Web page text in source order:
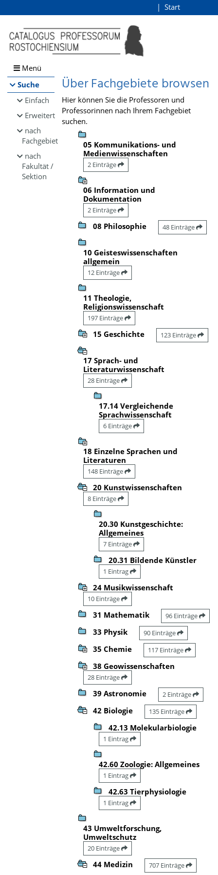
Browsen
direkt zum Inhalt
Start
Menü
Suche
Einfach
Erweitert
nach
Fachgebiet
nach
Fakultät /
Sektion
Über Fachgebiete browsen
Hier können Sie die Professoren und
Professorinnen nach Ihrem Fachgebiet
suchen.
05 Kommunikations- und
Medienwissenschaften
2 Einträge
06 Information und
Dokumentation
2 Einträge
08 Philosophie 48 Einträge
10 Geisteswissenschaften
allgemein
12 Einträge
11 Theologie,
Religionswissenschaft
197 Einträge
15 Geschichte 123 Einträge
17 Sprach- und
Literaturwissenschaft
28 Einträge
17.14 Vergleichende
Sprachwissenschaft
6 Einträge
18 Einzelne Sprachen und
Literaturen
148 Einträge
20 Kunstwissenschaften
8 Einträge
20.30 Kunstgeschichte:
Allgemeines
7 Einträge
20.31 Bildende Künstler
1 Eintrag
24 Musikwissenschaft
10 Einträge
31 Mathematik 96 Einträge
33 Physik 90 Einträge
35 Chemie 117 Einträge
38 Geowissenschaften
28 Einträge
39 Astronomie 2 Einträge
42 Biologie 135 Einträge
42.13 Molekularbiologie
1 Eintrag
42.60 Zoologie: Allgemeines
1 Eintrag
42.63 Tierphysiologie
1 Eintrag
43 Umweltforschung,
Umweltschutz
20 Einträge
44 Medizin 707 Einträge